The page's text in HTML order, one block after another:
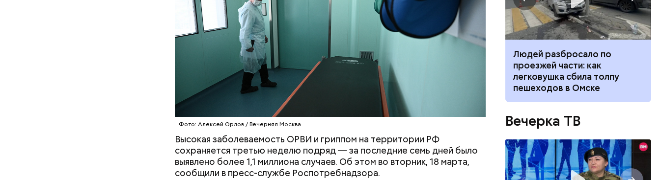
Фото: Алексей Орлов / Вечерняя Москва
Высокая заболеваемость ОРВИ и гриппом на территории РФ
сохраняется третью неделю подряд — за последние семь дней было
выявлено более 1,1 миллиона случаев. Об этом во вторник, 18 марта,
сообщили в пресс-службе Роспотребнадзора.
— Кабачки, порезанные кубиками, нужно легко обжарить на
сковороде. К ним добавляются зелень петрушки, чеснок, соль и
оливковое масло. Получается очень вкусно, — поделился рецептом
Копылов.
Однако диетолог предупредила: не для всех дыня может быть
полезна. В первую очередь ее стоит есть с осторожностью людям:
Хотела спасти малыша: как
мать и сын погибли при
падении из окна в Раменском
Вода за 10 тысяч: поможет ли
японский напиток сбросить
лишний вес
Людей разбросало по
проезжей части: как
легковушка сбила толпу
пешеходов в Омске
Вечерка ТВ